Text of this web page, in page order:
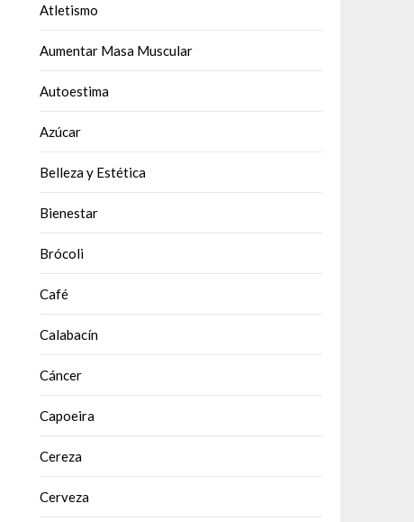
Atletismo
Aumentar Masa Muscular
Autoestima
Azúcar
Belleza y Estética
Bienestar
Brócoli
Café
Calabacín
Cáncer
Capoeira
Cereza
Cerveza